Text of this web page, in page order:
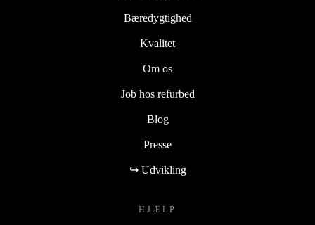
Bæredygtighed
Kvalitet
Om os
Job hos refurbed
Blog
Presse
↪ Udvikling
HJÆLP